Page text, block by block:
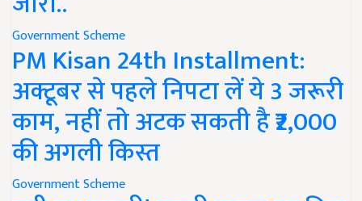
Government Scheme
PM Kisan 24th Installment:
अक्टूबर से पहले निपटा लें ये 3 जरूरी
काम, नहीं तो अटक सकती है ₹2,000
की अगली किस्त
Government Scheme